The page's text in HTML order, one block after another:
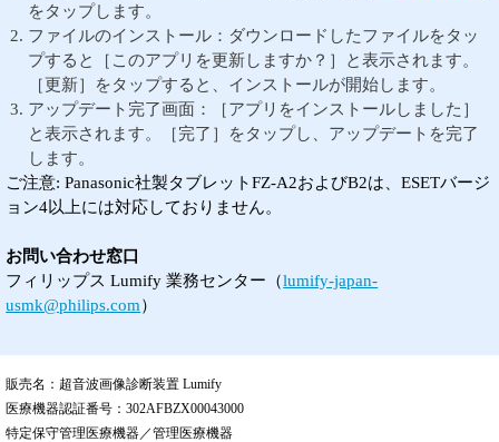
をタップします。
ファイルのインストール：ダウンロードしたファイルをタッ
プすると［このアプリを更新しますか？］と表示されます。
［更新］をタップすると、インストールが開始します。
アップデート完了画面：［アプリをインストールしました］
と表示されます。［完了］をタップし、アップデートを完了
します。
ご注意: Panasonic社製タブレットFZ-A2およびB2は、ESETバージ
ョン4以上には対応しておりません。
お問い合わせ窓口
フィリップス Lumify 業務センター（lumify-japan-
usmk@philips.com）
販売名：超音波画像診断装置 Lumify
医療機器認証番号：302AFBZX00043000
特定保守管理医療機器／管理医療機器